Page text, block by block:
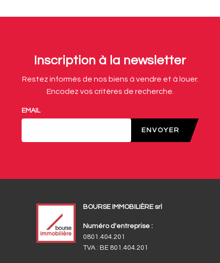
Inscription à la newsletter
Restez informés de nos biens à vendre et à louer.
Encodez vos critères de recherche.
EMAIL
ENVOYER
BOURSE IMMOBILIÈRE srl
Numéro d'entreprise :
0801.404.201
TVA : BE 801.404.201